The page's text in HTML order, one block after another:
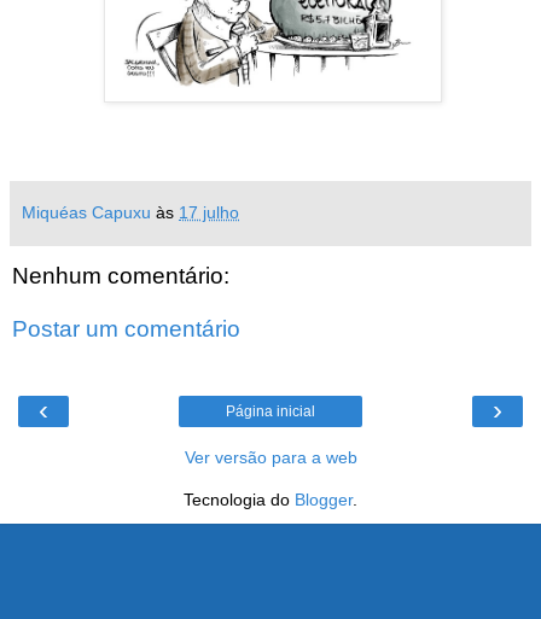
Miquéas Capuxu às 17 julho
Nenhum comentário:
Postar um comentário
‹ ›
Página inicial
Ver versão para a web
Tecnologia do Blogger.